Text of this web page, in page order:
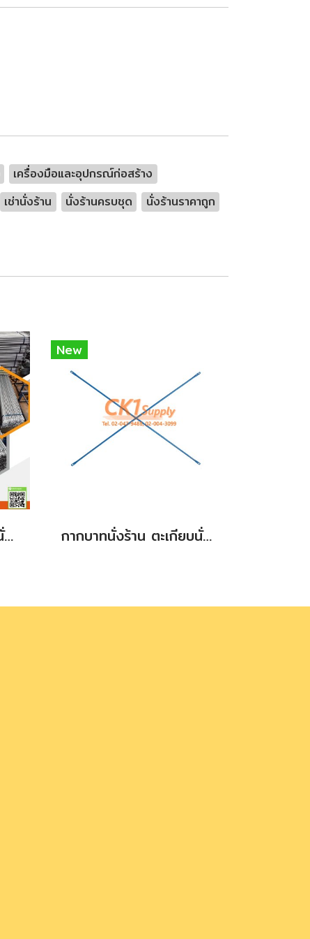
เครื่องมือและอุปกรณ์ก่อสร้าง
เช่านั่งร้าน นั่งร้านครบชุด
นั่งร้านราคาถูก
กากบาทนั่งร้าน ตะเกียบนั่งร้าน กัลวาไนซ์ ขนาด 1.70 m.
New
กากบาทนั่งร้าน ตะเกียบนั่งร้าน สินค้าใหม่ (new) ขนาด 0.50 m.